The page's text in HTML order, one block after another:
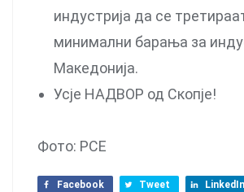
индустрија да се
минимални барања за
Македонија.
Усје НАДВОР од Скопје!
Фото: РСЕ
Facebook Tweet LinkedIn